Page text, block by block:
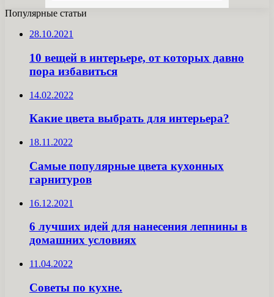
Популярные статьи
28.10.2021
10 вещей в интерьере, от которых давно
пора избавиться
14.02.2022
Какие цвета выбрать для интерьера?
18.11.2022
Самые популярные цвета кухонных
гарнитуров
16.12.2021
6 лучших идей для нанесения лепнины в
домашних условиях
11.04.2022
Советы по кухне.